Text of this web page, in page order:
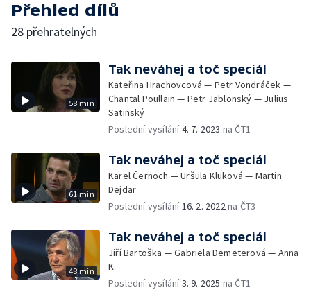
Přehled dílů
28 přehratelných
58 min
Tak neváhej a toč speciál
Kateřina Hrachovcová — Petr Vondráček —
Chantal Poullain — Petr Jablonský — Julius
Satinský
Poslední vysílání4. 7. 2023 na ČT1
61 min
Tak neváhej a toč speciál
Karel Černoch — Uršula Kluková — Martin
Dejdar
Poslední vysílání16. 2. 2022na ČT3
48 min
Tak neváhej a toč speciál
Jiří Bartoška — Gabriela Demeterová — Anna
K.
Poslední vysílání3. 9. 2025 na ČT1